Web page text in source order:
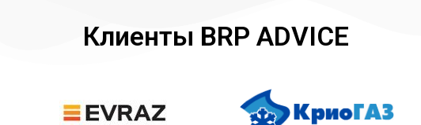
Клиенты BRP ADVICE